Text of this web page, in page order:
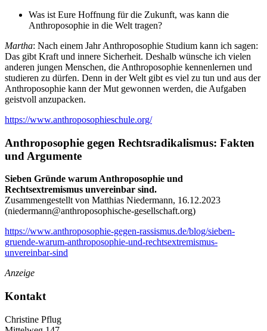
Was ist Eure Hoffnung für die Zukunft, was kann die
Anthroposophie in die Welt tragen?
Martha: Nach einem Jahr Anthroposophie Studium kann ich sagen:
Das gibt Kraft und innere Sicherheit. Deshalb wünsche ich vielen
anderen jungen Menschen, die Anthroposophie kennenlernen und
studieren zu dürfen. Denn in der Welt gibt es viel zu tun und aus der
Anthroposophie kann der Mut gewonnen werden, die Aufgaben
geistvoll anzupacken.
https://www.anthroposophieschule.org/
Anthroposophie gegen Rechtsradikalismus: Fakten
und Argumente
Sieben Gründe warum Anthroposophie und
Rechtsextremismus unvereinbar sind.
Zusammengestellt von Matthias Niedermann, 16.12.2023
(niedermann@anthroposophische-gesellschaft.org)
https://www.anthroposophie-gegen-rassismus.de/blog/sieben-
gruende-warum-anthroposophie-und-rechtsextremismus-
unvereinbar-sind
Anzeige
Kontakt
Christine Pflug